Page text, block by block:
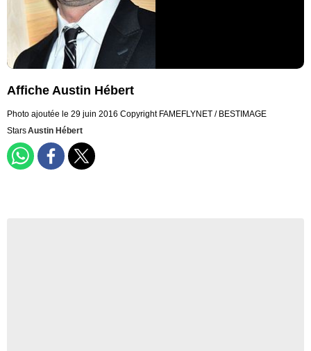
Affiche Austin Hébert
Photo ajoutée le 29 juin 2016 Copyright FAMEFLYNET / BESTIMAGE
StarsAustin Hébert